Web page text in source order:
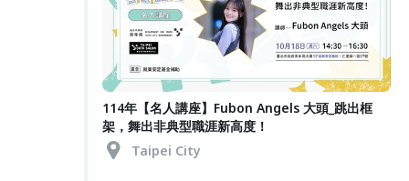
114年【名人講座】Fubon Angels 大頭_跳出框
架，舞出非典型職涯新高度！
Taipei City